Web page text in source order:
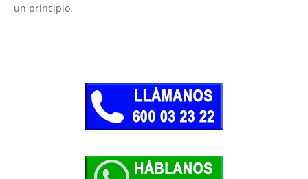
un principio.